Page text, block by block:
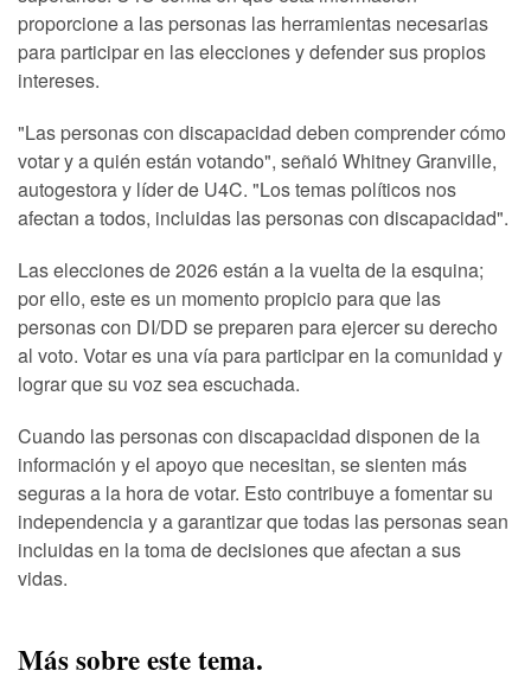
proporcione a las personas las herramientas necesarias
para participar en las elecciones y defender sus propios
intereses.
"Las personas con discapacidad deben comprender cómo
votar y a quién están votando", señaló Whitney Granville,
autogestora y líder de U4C. "Los temas políticos nos
afectan a todos, incluidas las personas con discapacidad".
Las elecciones de 2026 están a la vuelta de la esquina;
por ello, este es un momento propicio para que las
personas con DI/DD se preparen para ejercer su derecho
al voto. Votar es una vía para participar en la comunidad y
lograr que su voz sea escuchada.
Cuando las personas con discapacidad disponen de la
información y el apoyo que necesitan, se sienten más
seguras a la hora de votar. Esto contribuye a fomentar su
independencia y a garantizar que todas las personas sean
incluidas en la toma de decisiones que afectan a sus
vidas.
Más sobre este tema.